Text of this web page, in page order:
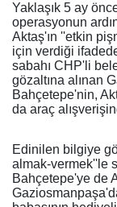
Yaklaşık 5 ay
operasyonun
Aktaş'ın ''etkin
için verdiği
sabahı CHP'li
gözaltına alınan
Bahçetepe'nin,
da araç
Edinilen bilgiye
almak-vermek''le
Bahçetepe'ye de